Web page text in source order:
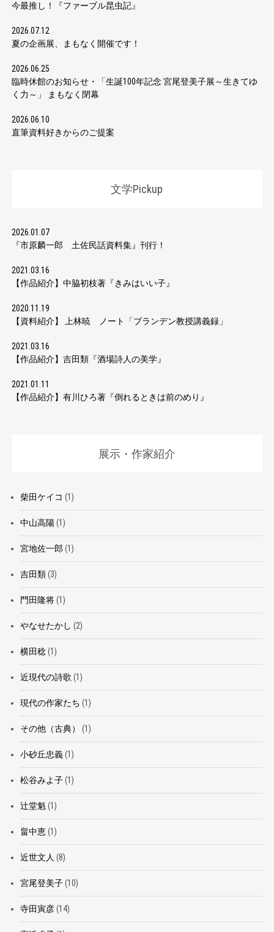
今最推し！『ファーブル昆虫記』
2026.07.12
夏の企画展、まもなく開催です！
2026.06.25
臨時休館のお知らせ・「生誕100年記念 宮尾登美子展～生きてゆ
く力～」 まもなく閉幕
2026.06.10
直筆資料好きからのご提案
文学Pickup
2026.01.07
『市原麟一郎 土佐民話資料集』刊行！
2021.03.16
【作品紹介】中脇初枝著『きみはいい子』
2020.11.19
【資料紹介】 上林暁 ノート「ブランデン教授講義録」
2021.03.16
【作品紹介】吉田類『酒場詩人の美学』
2021.01.11
【作品紹介】有川ひろ著『倒れるときは前のめり』
展示・作家紹介
柴田ケイコ (1)
中山高陽(1)
宮地佐一郎 (1)
吉田類(3)
門田隆将(1)
やなせたかし (2)
横田稔(1)
近現代の詩歌 (1)
現代の作家たち (1)
その他（古典） (1)
小砂丘忠義(1)
松谷みよ子(1)
辻堂魁(1)
畠中恵(1)
近世文人 (8)
宮尾登美子(10)
寺田寅彦(14)